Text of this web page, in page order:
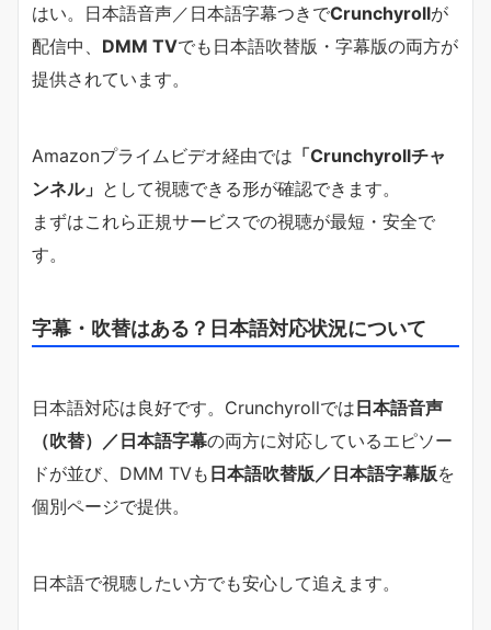
はい。日本語音声／日本語字幕つきでCrunchyrollが
配信中、 DMM TVでも日本語吹替版・字幕版の両方が
提供されています。
Amazonプライムビデオ経由では 「Crunchyrollチャ
ンネル」 として視聴できる形が確認できます。
まずはこれら正規サービスでの視聴が最短・安全で
す。
字幕・吹替はある？日本語対応状況について
日本語対応は良好です。Crunchyrollでは日本語音声
（吹替）／日本語字幕の両方に対応しているエピソー
ドが並び、DMM TVも 日本語吹替版／日本語字幕版を
個別ページで提供。
日本語で視聴したい方でも安心して追えます。